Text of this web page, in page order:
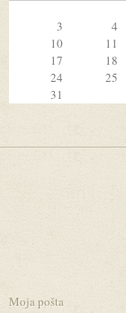
3
4
10
11
17
18
24
25
31
Moja pošta